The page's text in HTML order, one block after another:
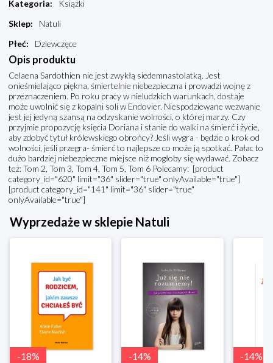
Kategoria:
Książki
Sklep:
Natuli
Płeć: Dziewczęce
Opis produktu
Celaena Sardothien nie jest zwykłą siedemnastolatką. Jest
onieśmielająco piękna, śmiertelnie niebezpieczna i prowadzi wojnę z
przeznaczeniem. Po roku pracy w nieludzkich warunkach, dostaje
może uwolnić się z kopalni soli w Endovier. Niespodziewane wezwanie
jest jej jedyną szansą na odzyskanie wolności, o której marzy. Czy
przyjmie propozycję księcia Doriana i stanie do walki na śmierć i życie,
aby zdobyć tytuł królewskiego obrońcy? Jeśli wygra - będzie o krok od
wolności, jeśli przegra- śmierć to najlepsze co może ją spotkać. Pałac to
dużo bardziej niebezpieczne miejsce niż mogłoby się wydawać. Zobacz
też: Tom 2, Tom 3, Tom 4, Tom 5, Tom 6 Polecamy: [product
category_id="620" limit="36" slider="true" onlyAvailable="true"]
[product category_id="141" limit="36" slider="true"
onlyAvailable="true"]
Wyprzedaże w sklepie Natuli
-18% -14% -14%